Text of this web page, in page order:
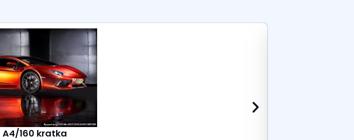
A4/160 kratka